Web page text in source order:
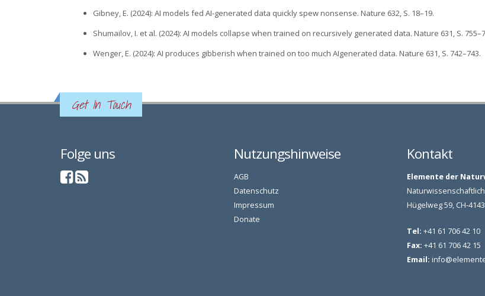
Gibney, E. (2024): AI models fed AI-generated data quickly spew nonsense. Nature 632, S. 18–19.
Shumailov, I. et al. (2024): AI models collapse when trained on recursively generated data. Nature 631, S.
Wenger, E. (2024): AI produces gibberish when trained on too much AIgenerated data. Nature 631, S. 742–743.
Get In Touch
Folge uns Nutzungshinweise
AGB
Datenschutz
Impressum
Donate
Kontakt
Elemente der
Hügelweg 59, CH-
Tel: +41 61 706 42 10
Fax: +41 61 706 42 15
Email: